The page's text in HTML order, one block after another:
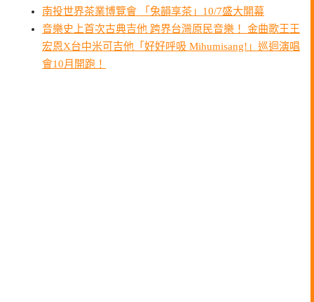
南投世界茶業博覽會 「兔韻享茶」10/7盛大開幕
音樂史上首次古典吉他 跨界台灣原民音樂！ 金曲歌王王
宏恩X台中米可吉他「好好呼吸 Mihumisang!」巡迴演唱
會10月開跑！